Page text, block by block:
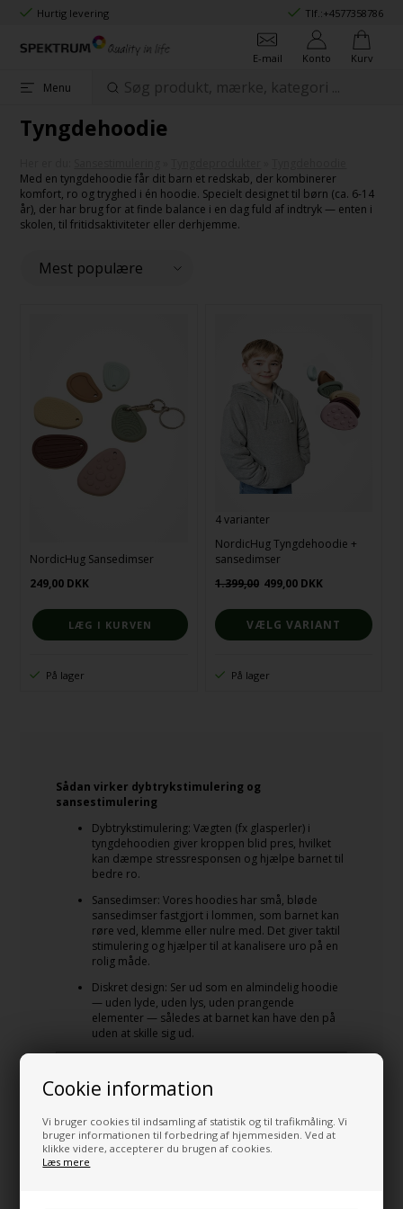
Cookie information
Vi bruger cookies til indsamling af statistik og til trafikmåling. Vi
bruger informationen til forbedring af hjemmesiden. Ved at
klikke videre, accepterer du brugen af cookies.
Læs mere
Hurtig levering Tlf.:+4577358786
E-mail Konto Kurv
Menu
Tyngdehoodie
Med en tyngdehoodie får dit barn et redskab, der kombinerer
komfort, ro og tryghed i én hoodie. Specielt designet til børn (ca. 6-14
år), der har brug for at finde balance i en dag fuld af indtryk — enten i
skolen, til fritidsaktiviteter eller derhjemme.
NordicHug Sansedimser
249,00 DKK
På lager
4 varianter
NordicHug Tyngdehoodie +
sansedimser
1.399,00 499,00 DKK
VÆLG VARIANT
På lager
Sådan virker dybtrykstimulering og
sansestimulering
Dybtrykstimulering: Vægten (fx glasperler) i
tyngdehoodien giver kroppen blid pres, hvilket
kan dæmpe stressresponsen og hjælpe barnet til
bedre ro.
Sansedimser: Vores hoodies har små, bløde
sansedimser fastgjort i lommen, som barnet kan
røre ved, klemme eller nulre med. Det giver taktil
stimulering og hjælper til at kanalisere uro på en
rolig måde.
Diskret design: Ser ud som en almindelig hoodie
— uden lyde, uden lys, uden prangende
elementer — således at barnet kan have den på
uden at skille sig ud.
Skaber ro og tryghed gennem dybtrykstimulering
Diskret design — ligner en almindelig hoodie
Sansedimser til taktil stimulering af hænderne